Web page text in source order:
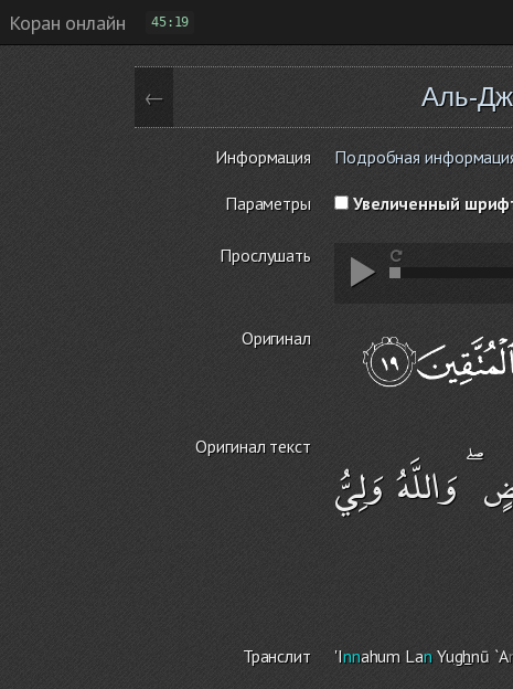
Коран онлайн 45:19
← Аль-
Информация Подробная
Параметры Увеличенный
Прослушать
Оригинал
Оригинал текст
وَاللَّهُ وَلِيُّ
Транслит 'Innahum LanYughnū `A